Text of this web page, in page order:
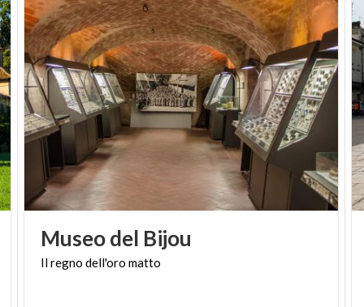
Museodel Bijou
Ilregno dell'oro matto